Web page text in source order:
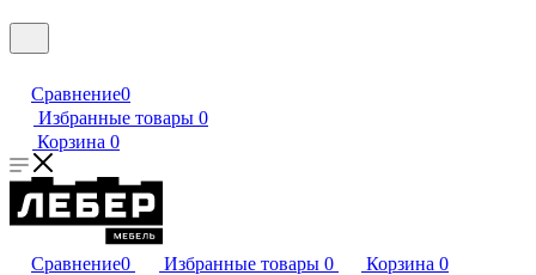
Сравнение0
Избранные товары 0
Корзина 0
Сравнение0 Избранные товары 0 Корзина 0